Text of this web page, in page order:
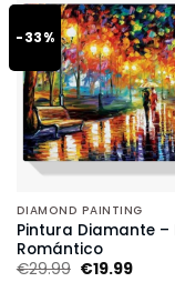
-33%
DIAMOND PAINTING
Pintura Diamante –
Romántico
€29.99 €19.99